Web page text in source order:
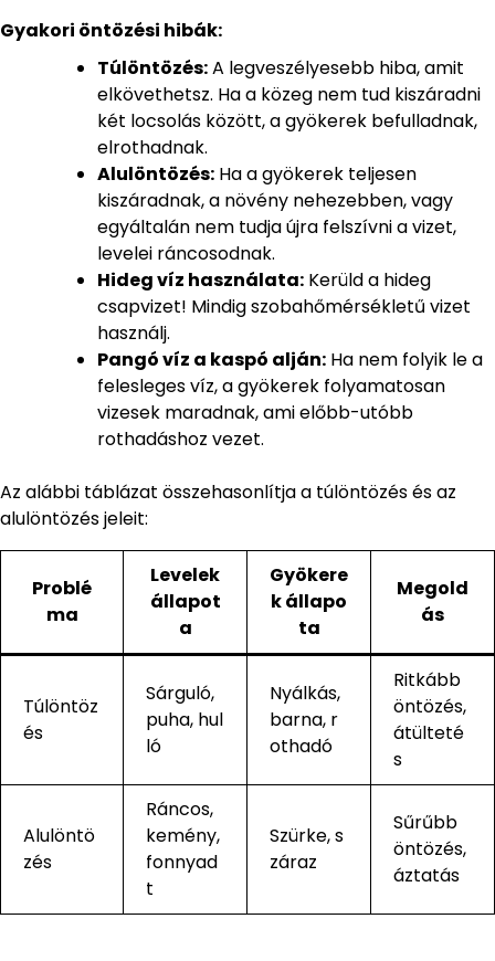
Gyakori öntözési hibák:
Túlöntözés:A legveszélyesebb hiba, amit
elkövethetsz. Ha a közeg nem tud kiszáradni
két locsolás között, a gyökerek befulladnak,
elrothadnak.
Alulöntözés: Ha a gyökerek teljesen
kiszáradnak, a növény nehezebben, vagy
egyáltalán nem tudja újra felszívni a vizet,
levelei ráncosodnak.
Hideg víz használata: Kerüld a hideg
csapvizet! Mindig szobahőmérsékletű vizet
használj.
Pangó víz a kaspó alján: Ha nem folyik le a
felesleges víz, a gyökerek folyamatosan
vizesek maradnak, ami előbb-utóbb
rothadáshoz vezet.
Az alábbi táblázat összehasonlítja a túlöntözés és az
alulöntözés jeleit:
Problé
ma
Levelek
állapot
a
Gyökere
k állapo
ta
Megold
ás
Túlöntöz
és
Sárguló,
puha, hul
ló
Nyálkás,
barna, r
othadó
Ritkább
öntözés,
átülteté
s
Alulöntö
zés
Ráncos,
kemény,
fonnyad
t
Szürke, s
záraz
Sűrűbb
öntözés,
áztatás